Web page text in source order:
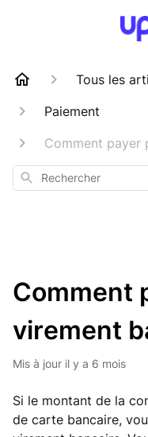
Tous les
Paiement
Comment payer
Rechercher
Comment
virement
Mis à jour il y a 6 mois
Si le montant de la
de carte bancaire,